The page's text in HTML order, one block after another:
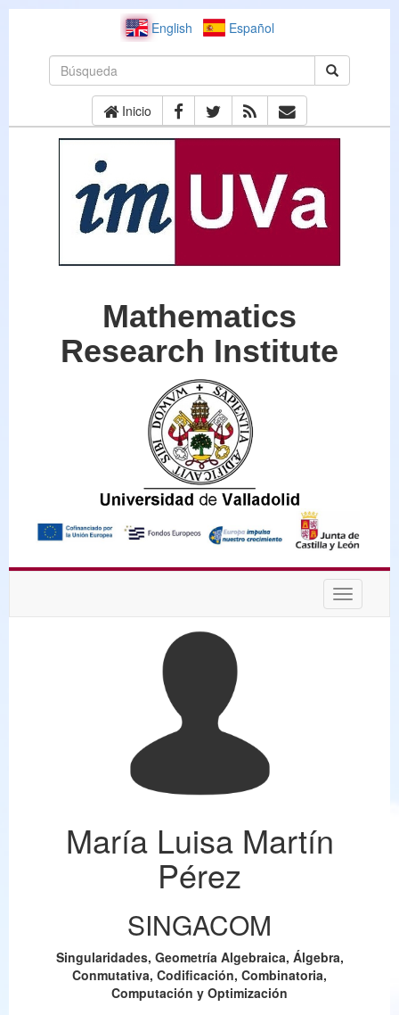
English Español
Inicio
Mathematics
Research Institute
Desplegar
María Luisa Martín
Pérez
SINGACOM
Singularidades, Geometría Algebraica, Álgebra,
Conmutativa, Codificación, Combinatoria,
Computación y Optimización